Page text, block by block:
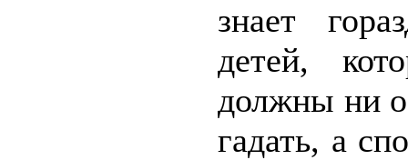
знает
детей,
должны ни
гадать, а